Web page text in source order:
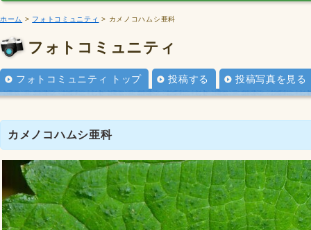
ホーム > フォトコミュニティ > カメノコハムシ亜科
フォトコミュニティ
フォトコミュニティ トップ 投稿する 投稿写真を見る
カメノコハムシ亜科